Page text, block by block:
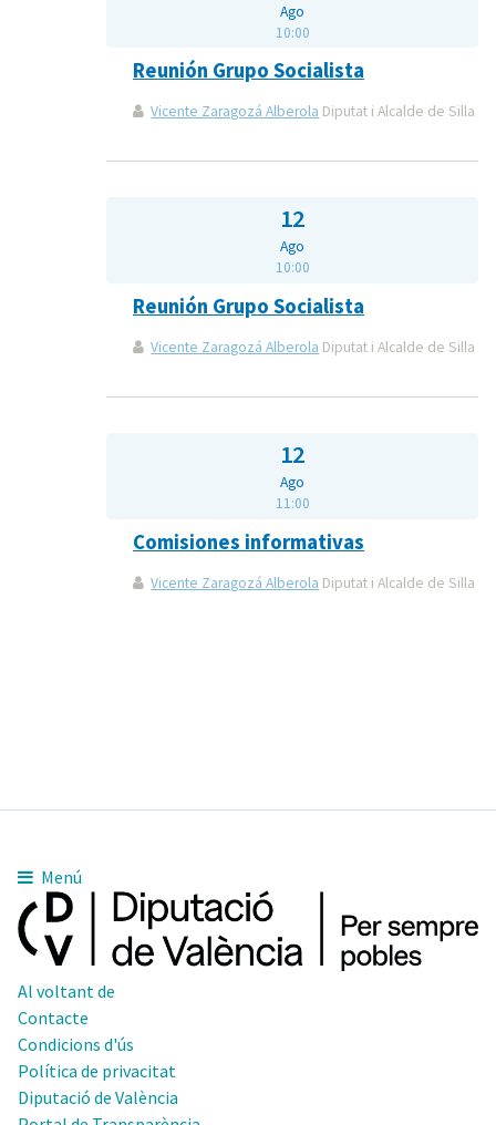
Ago
10:00
Reunión Grupo Socialista
Vicente Zaragozá Alberola Diputat i Alcalde de Silla
12
Ago
10:00
Reunión Grupo Socialista
Vicente Zaragozá Alberola Diputat i Alcalde de Silla
12
Ago
11:00
Comisiones informativas
Vicente Zaragozá Alberola Diputat i Alcalde de Silla
Menú
Al voltant de
Contacte
Condicions d'ús
Política de privacitat
Diputació de València